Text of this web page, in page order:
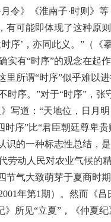
令》《淮南子·时则》
有可能即体现了这种原
序’，亦同此义。”（
实有“时序”的观念在起
里所谓“时序”似乎难以
时序。”对于“时序”，
》写道：“天地位，日
时序”比“君臣朝廷尊卑
识的一种标志性总结，
劳动人民对农业气候的
节气大致萌芽于夏商时
年第1期）。然而《
》所见“立夏”，《仲夏